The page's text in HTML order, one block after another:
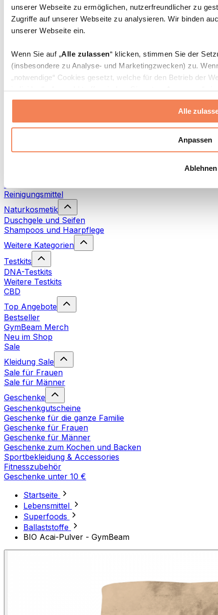
unserer Webseite zu ermöglichen, nutzerfreundlicher zu
Zugriffe auf unserer Webseite zu analysieren. Wir binden
unserer Webseite ein.
Wenn Sie auf „Alle zulassen“ klicken, stimmen Sie der
(insbesondere zu Analyse- und Marketingzwecken) zu.
„notwendige“ Cookies gesetzt, welche für den Betrieb der
individuelle Auswahl treffen, indem Sie unter „Anpassen“
erlauben“ klicken.
Weitere Informationen über die Verarbeitung Ihrer Daten
Datenschutzerklärung
Alle
Anpassen
Ablehnen
Taschen & Rucksäcke
Essenstaschen und Meal-Prep-Zubehör
Sporttaschen
Zubehör nach Aktivität
Laufen
Kampfsport
Yoga & Pilates
Wandern
Rotlichttherapie
Waschmittel
Reinigungsmittel
Naturkosmetik
Duschgele und Seifen
Shampoos und Haarpflege
Weitere Kategorien
Testkits
DNA-Testkits
Weitere Testkits
CBD
Top Angebote
Bestseller
GymBeam Merch
Neu im Shop
Sale
Kleidung Sale
Sale für Frauen
Sale für Männer
Geschenke
Geschenkgutscheine
Geschenke für die ganze Familie
Geschenke für Frauen
Geschenke für Männer
Geschenke zum Kochen und Backen
Sportbekleidung & Accessories
Fitnesszubehör
Geschenke unter 10 €
Startseite
Lebensmittel
Superfoods
Ballaststoffe
BIO Acai-Pulver - GymBeam